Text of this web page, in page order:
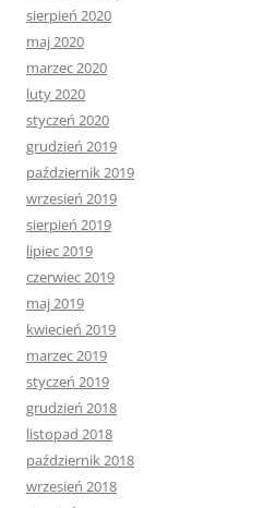
sierpień 2020
maj 2020
marzec 2020
luty 2020
styczeń 2020
grudzień 2019
październik 2019
wrzesień 2019
sierpień 2019
lipiec 2019
czerwiec 2019
maj 2019
kwiecień 2019
marzec 2019
styczeń 2019
grudzień 2018
listopad 2018
październik 2018
wrzesień 2018